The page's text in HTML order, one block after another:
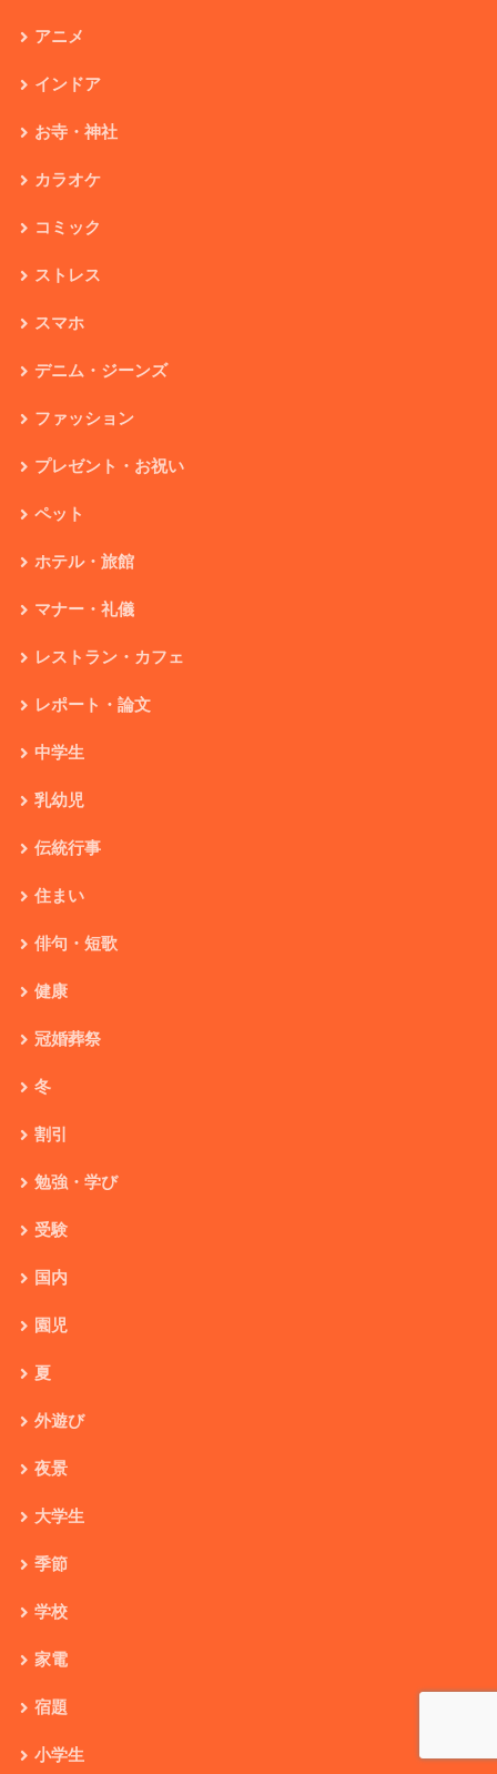
アニメ
インドア
お寺・神社
カラオケ
コミック
ストレス
スマホ
デニム・ジーンズ
ファッション
プレゼント・お祝い
ペット
ホテル・旅館
マナー・礼儀
レストラン・カフェ
レポート・論文
中学生
乳幼児
伝統行事
住まい
俳句・短歌
健康
冠婚葬祭
冬
割引
勉強・学び
受験
国内
園児
夏
外遊び
夜景
大学生
季節
学校
家電
宿題
小学生